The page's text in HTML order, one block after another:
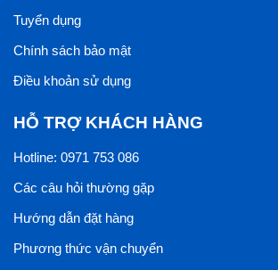
Tuyển dụng
Chính sách bảo mật
Điều khoản sử dụng
HỖ TRỢ KHÁCH HÀNG
Hotline: 0971 753 086
Các câu hỏi thường gặp
Hướng dẫn đặt hàng
Phương thức vận chuyển